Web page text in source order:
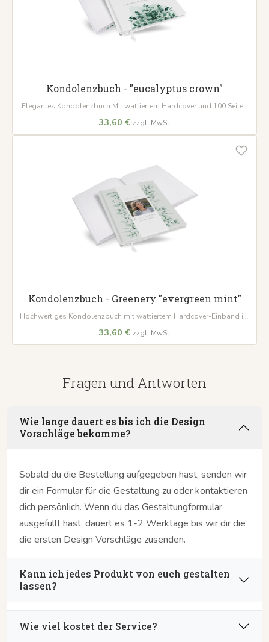
Kondolenzbuch - "eucalyptus crown"
Elegantes Kondolenzbuch Mit wattiertem Hardcover und 100 Seiten
33,60 € zzgl. MwSt.
Kondolenzbuch - Greenery "evergreen mint"
Hochwertiges Kondolenzbuch mit wattiertem Hardcover-Einband im
würdevollen Platz für Beileidsbekundungen.
33,60 € zzgl. MwSt.
Fragen und Antworten
Wie lange dauert es bis ich die Design
Vorschläge bekomme?
Sobald du die Bestellung aufgegeben hast, senden wir
dir ein Formular für die Gestaltung zu oder kontaktieren
dich persönlich. Wenn du das Gestaltungformular
ausgefüllt hast, dauert es 1-2 Werktage bis wir dir die
die ersten Design Vorschläge zusenden.
Kann ich jedes Produkt von euch gestalten
lassen?
Wie viel kostet der Service?